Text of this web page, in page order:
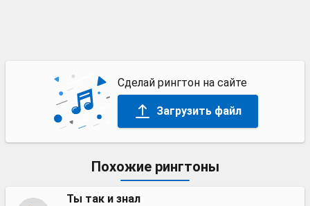
Сделай рингтон на сайте
Загрузить файл
Похожие рингтоны
Ты так и знал